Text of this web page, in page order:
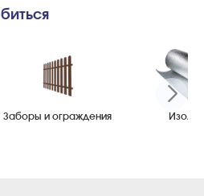
Заборы и ограждения